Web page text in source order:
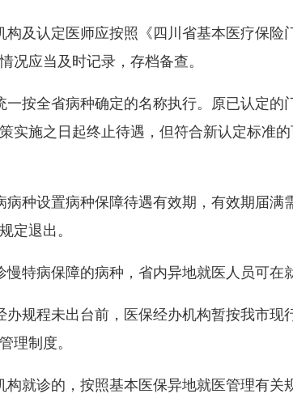
认定医师应按照《四川省基本医疗保险
况应当及时记录，存档备查。
全省病种确定的名称执行。原已认定的
实施之日起终止待遇，但符合新认定标准
设置病种保障待遇有效期，有效期届满
定退出。
病保障的病种，省内异地就医人员可在就
程未出台前，医保经办机构暂按我市现
理制度。
诊的，按照基本医保异地就医管理有关规